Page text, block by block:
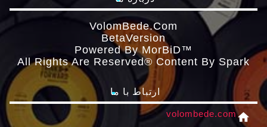
VolomBede.com
ΒetaVersion
Powered By MorBiD™
All Rights Are Reserved® Content By Spark
ارتباط با ما
home
volombede.com